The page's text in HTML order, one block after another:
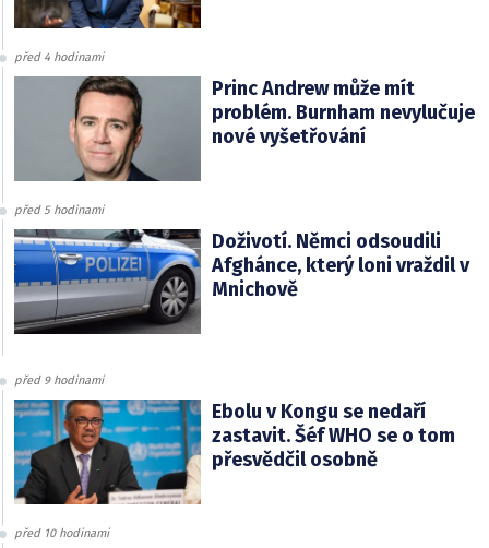
před 4 hodinami
Princ Andrew může mít
problém. Burnham nevylučuje
nové vyšetřování
před 5 hodinami
Doživotí. Němci odsoudili
Afghánce, který loni vraždil v
Mnichově
před 9 hodinami
Ebolu v Kongu se nedaří
zastavit. Šéf WHO se o tom
přesvědčil osobně
před 10 hodinami